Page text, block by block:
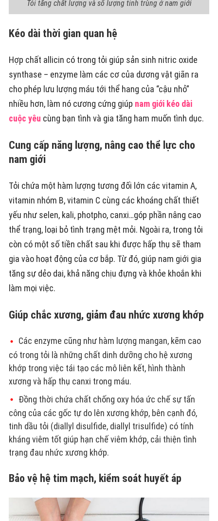
Tỏi tăng chất lượng và số lượng tinh trùng ở nam giới
Kéo dài thời gian quan hệ
Hợp chất allicin có trong tỏi giúp sản sinh nitric oxide
synthase – enzyme làm các cơ của dương vật giãn ra
cho phép lưu lượng máu tới thể hang của “cậu nhỏ”
nhiều hơn, làm nó cương cứng giúp nam giới kéo dài
cuộc yêu cùng bạn tình và gia tăng ham muốn tình dục.
Cung cấp năng lượng, nâng cao thể lực cho
nam giới
Tỏi chứa một hàm lượng tương đối lớn các vitamin A,
vitamin nhóm B, vitamin C cùng các khoáng chất thiết
yếu như selen, kali, photpho, canxi…góp phần nâng cao
thể trạng, loại bỏ tình trạng mệt mỏi. Ngoài ra, trong tỏi
còn có một số tiền chất sau khi được hấp thụ sẽ tham
gia vào hoạt động của cơ bắp. Từ đó, giúp nam giới gia
tăng sự dẻo dai, khả năng chịu đựng và khỏe khoắn khi
làm mọi việc.
Giúp chắc xương, giảm đau nhức xương khớp
Các enzyme cũng như hàm lượng mangan, kẽm cao
có trong tỏi là những chất dinh dưỡng cho hệ xương
khớp trong việc tái tạo các mô liên kết, hình thành
xương và hấp thụ canxi trong máu.
Đồng thời chứa chất chống oxy hóa ức chế sự tấn
công của các gốc tự do lên xương khớp, bên cạnh đó,
tinh dầu tỏi (diallyl disulfide, diallyl trisulfide) có tính
kháng viêm tốt giúp hạn chế viêm khớp, cải thiện tình
trạng đau nhức xương khớp.
Bảo vệ hệ tim mạch, kiểm soát huyết áp